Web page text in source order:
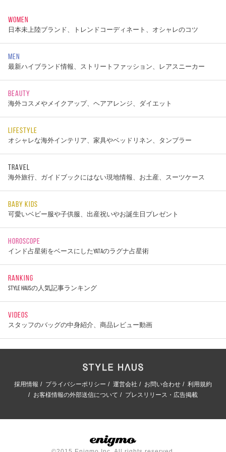
WOMEN
日本未上陸ブランド、トレンドコーディネート、オシャレのコツ
MEN
最新ハイブランド情報、ストリートファッション、レアスニーカー
BEAUTY
海外コスメやメイクアップ、ヘアアレンジ、ダイエット
LIFESTYLE
オシャレな海外インテリア、家具やベッドリネン、タンブラー
TRAVEL
海外旅行、ガイドブックにはない現地情報、お土産、スーツケース
BABY KIDS
可愛いベビー服や子供服、出産祝いやお誕生日プレゼント
HOROSCOPE
インド占星術をベースにしたYATAのラグナ占星術
RANKING
STYLE HAUSの人気記事ランキング
VIDEOS
スタッフのバッグの中身紹介、商品レビュー動画
採用情報 プライバシーポリシー 運営会社 お問い合わせ
利用規約
お客様情報の外部送信について
プレスリリース・広告掲載